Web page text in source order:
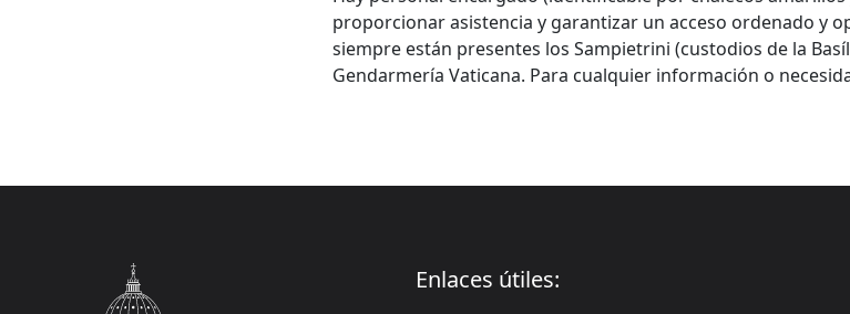
proporcionar asistencia y garantizar un acceso ordenado y
siempre están presentes los Sampietrini (custodios de la
Gendarmería Vaticana. Para cualquier información o
Enlaces útiles: